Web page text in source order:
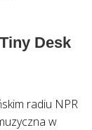
Desk
radiu NPR
w